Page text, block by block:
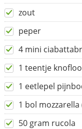
zout
peper
4 mini
1 teentje
1 eetlepel
1 bol mozzarella
50 gram rucola